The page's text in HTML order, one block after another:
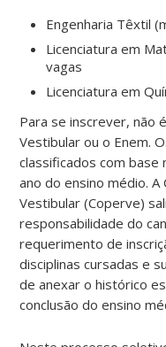
Engenharia Têxtil
Licenciatura em
vagas
Licenciatura em
Para se inscrever, não
Vestibular ou o Enem.
classificados com base
ano do ensino médio.
Vestibular (Coperve)
responsabilidade do
requerimento de
disciplinas cursadas e
de anexar o histórico
conclusão do ensino